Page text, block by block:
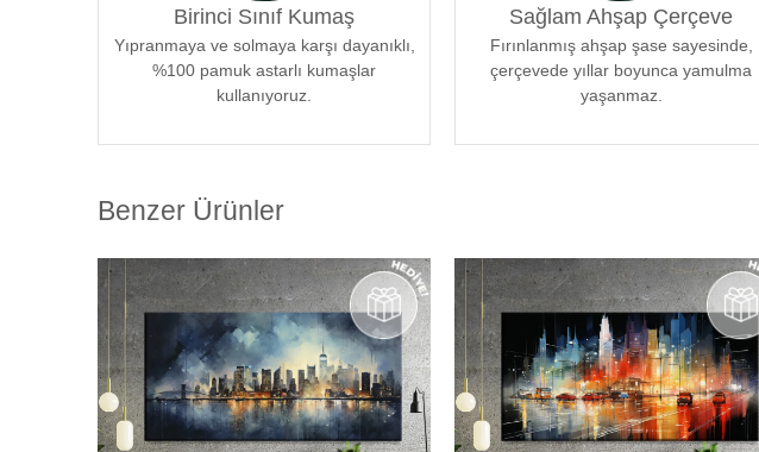
eserleriniz odanızın atmosferine mükemmel bir şekilde uyum sağlar. Her bir tablomuz,
sanatseverlere özel bir estetik deneyim sunmak için özenle tasarlanmıştır.
Birinci Sınıf Kumaş
Yıpranmaya ve solmaya karşı dayanıklı,
%100 pamuk astarlı kumaşlar
kullanıyoruz.
Sağlam Ahşap Çerçeve
Fırınlanmış ahşap şase sayesinde,
çerçevede yıllar boyunca yamulma
yaşanmaz.
Benzer Ürünler